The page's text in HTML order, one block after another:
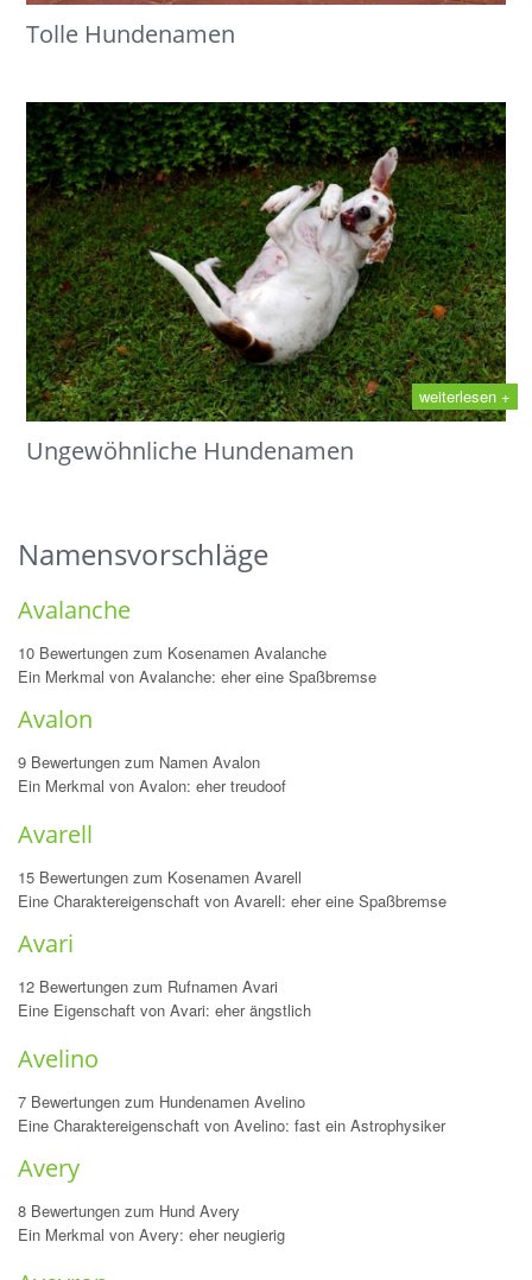
Tolle Hundenamen
weiterlesen +
Ungewöhnliche Hundenamen
Namensvorschläge
Avalanche
10 Bewertungen zum Kosenamen Avalanche
Ein Merkmal von Avalanche: eher eine Spaßbremse
Avalon
9 Bewertungen zum Namen Avalon
Ein Merkmal von Avalon: eher treudoof
Avarell
15 Bewertungen zum Kosenamen Avarell
Eine Charaktereigenschaft von Avarell: eher eine Spaßbremse
Avari
12 Bewertungen zum Rufnamen Avari
Eine Eigenschaft von Avari: eher ängstlich
Avelino
7 Bewertungen zum Hundenamen Avelino
Eine Charaktereigenschaft von Avelino: fast ein Astrophysiker
Avery
8 Bewertungen zum Hund Avery
Ein Merkmal von Avery: eher neugierig